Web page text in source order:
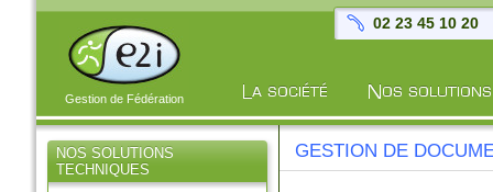
Gestion de Fédération
02 23 45 10 20
NOS SOLUTIONS
TECHNIQUES
GESTION DE